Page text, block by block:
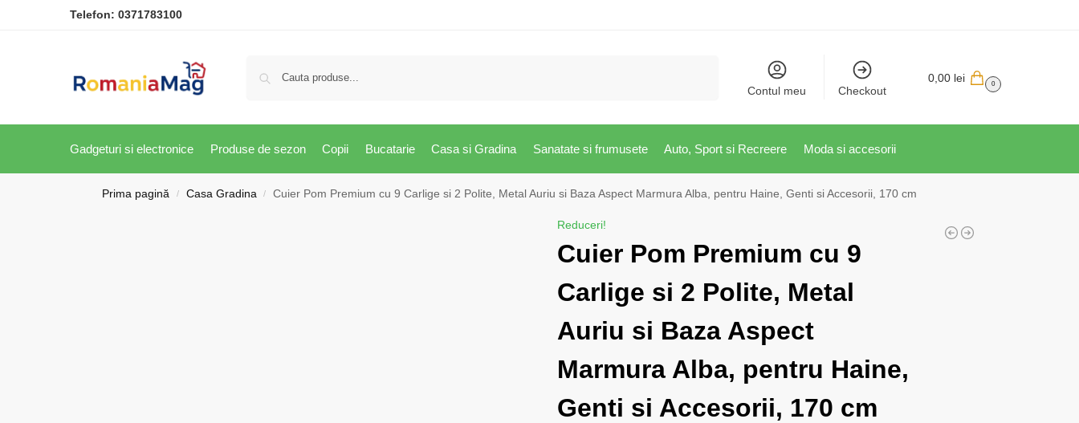
Telefon: 0371783100
Contul meu Checkout
0,00 lei 0
Gadgeturi si electronice Produse de sezon Copii Bucatarie Casa si Gradina Sanatate si frumusete Auto, Sport si Recreere Moda si accesorii
Prima pagină / Casa Gradina / Cuier Pom Premium cu 9 Carlige si 2 Polite, Metal Auriu si Baza Aspect Marmura Alba, pentru Haine, Genti si Accesorii, 170 cm
Reduceri!
Cuier Pom Premium cu 9
Carlige si 2 Polite, Metal
Auriu si Baza Aspect
Marmura Alba, pentru Haine,
Genti si Accesorii, 170 cm